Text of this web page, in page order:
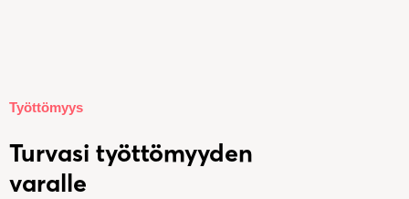
Työttömyys
Turvasi työttömyyden
varalle